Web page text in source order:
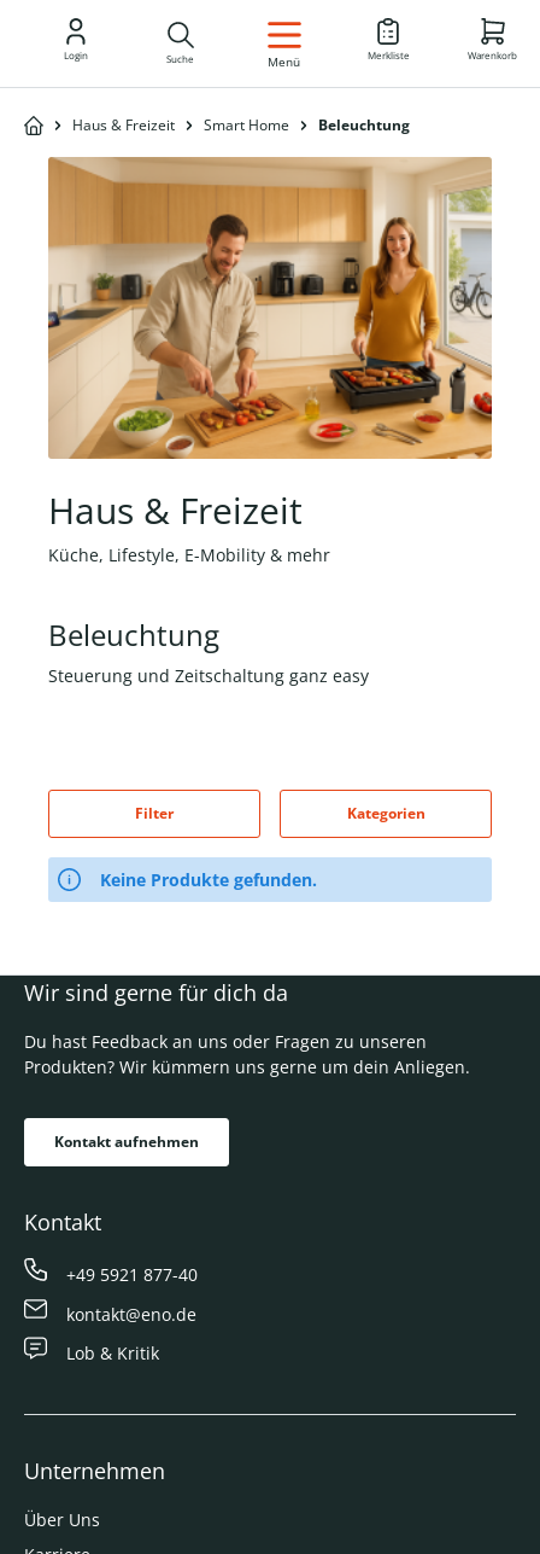
DE
Login Suche Menü Merkliste Warenkorb
Haus & Freizeit Smart Home Beleuchtung
Haus & Freizeit
Küche, Lifestyle, E-Mobility & mehr
Beleuchtung
Steuerung und Zeitschaltung ganz easy
Filter Kategorien
Keine Produkte gefunden.
Wir sind gerne für dich da
Du hast Feedback an uns oder Fragen zu unseren
Produkten? Wir kümmern uns gerne um dein Anliegen.
Kontakt aufnehmen
Kontakt
+49 5921 877-40
kontakt@eno.de
Lob & Kritik
Unternehmen
Über Uns